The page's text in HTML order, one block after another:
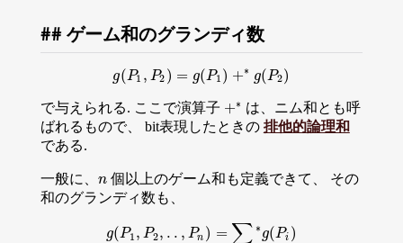
ゲーム和のグランディ数
g(P1 , P2 ) = g(P1 ) +∗ g(P2)
g( P1,P2 )= g(P1) + ∗g( P2)
で与えられる. ここで演算子 +∗
+∗ は、ニム和とも呼
ばれるもので、 bit表現したときの 排他的論理和
である.
一般に、 n
n 個以上のゲーム和も定義できて、 その
和のグランディ数も、
g(P1 , P2, . . , Pn ) = ∑ ∗ g(Pi )
g (P1, P 2 ,. .,Pn) =∑ ∗g Pi)